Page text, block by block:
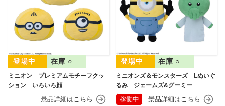
ミニオン プレミアムモチーフクッ
ション いろいろ顔
在庫 ○
ミニオンズ＆モンスターズ Lぬいぐ
るみ ジェームズ&グーミー
在庫 ○
稼働中